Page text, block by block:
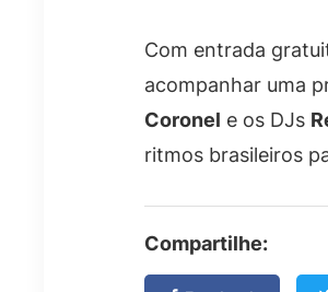
Com entrada
acompanhar uma
Coronel e os DJs
ritmos brasileiros
Compartilhe: